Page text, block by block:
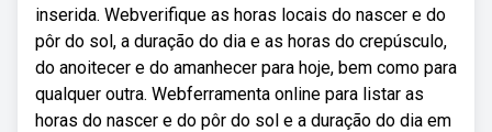
inserida. Webverifique as horas locais do nascer e do
pôr do sol, a duração do dia e as horas do crepúsculo,
do anoitecer e do amanhecer para hoje, bem como para
qualquer outra. Webferramenta online para listar as
horas do nascer e do pôr do sol e a duração do dia em